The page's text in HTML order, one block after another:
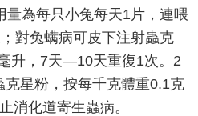
為每只小兔每天1片，連喂
對兔螨病可皮下注射蟲克
升，7天—10天重復1次。2
克星粉，按每千克體重0.1克
消化道寄生蟲病。